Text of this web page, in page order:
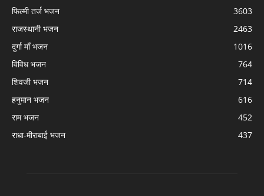
फिल्मी तर्ज भजन
3603
राजस्थानी भजन
2463
दुर्गा माँ भजन
1016
विविध भजन
764
शिवजी भजन
714
हनुमान भजन
616
राम भजन
452
राधा-मीराबाई भजन
437